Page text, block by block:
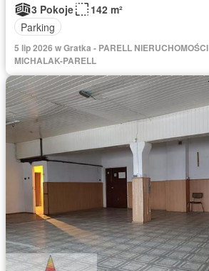
3 Pokoje
142 m²
Parking
5 lip 2026 w Gratka - PARELL NIERUCHOMOŚCI WIOLETTA
MICHALAK-PARELL